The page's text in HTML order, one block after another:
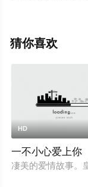
影，手机免费观
等平台了解。
猜你喜欢
HD
一不小心爱上你
凄美的爱情故事。